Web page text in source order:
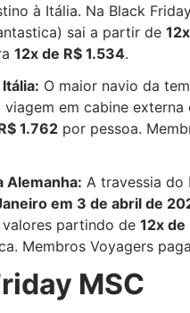
à Itália. Na Black
sai a partir de
12x de R$ 1.534.
O maior navio da
viagem em cabine
1.762 por pessoa.
Alemanha: A travessia do
em 3 de abril de
partindo de 12x de
Membros Voyagers
MSC